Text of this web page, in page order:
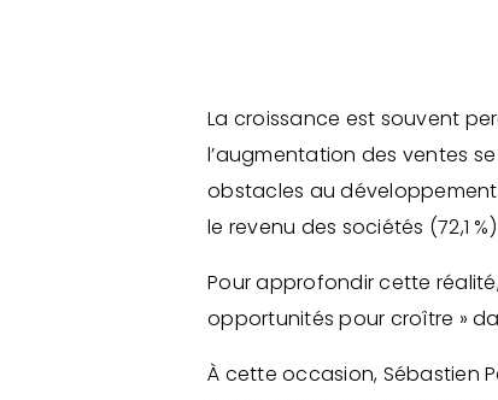
La croissance est souvent
l’augmentation des ventes
obstacles au développement
le revenu des sociétés (72,1
Pour approfondir cette
opportunités pour croître »
À cette occasion, Sébastien